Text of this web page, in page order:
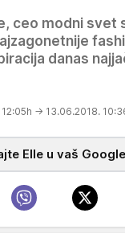
ceo modni svet
danas
→ 13.06.2018.
Elle u vaš